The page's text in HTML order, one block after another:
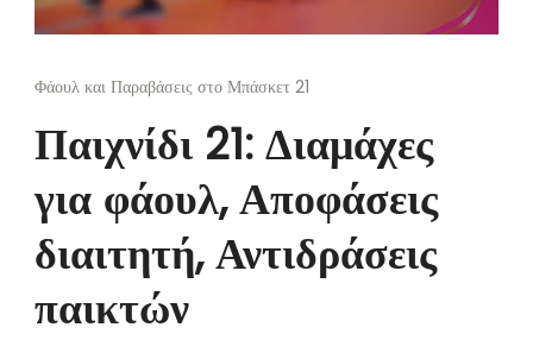
Φάουλ και Παραβάσεις στο Μπάσκετ 21
Παιχνίδι 21: Διαμάχες
για φάουλ, Αποφάσεις
διαιτητή, Αντιδράσεις
παικτών